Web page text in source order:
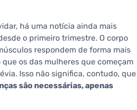
há uma notícia ainda mais
o primeiro trimestre. O corpo
respondem de forma mais
os das mulheres que começam
Isso não significa, contudo, que
são necessárias, apenas